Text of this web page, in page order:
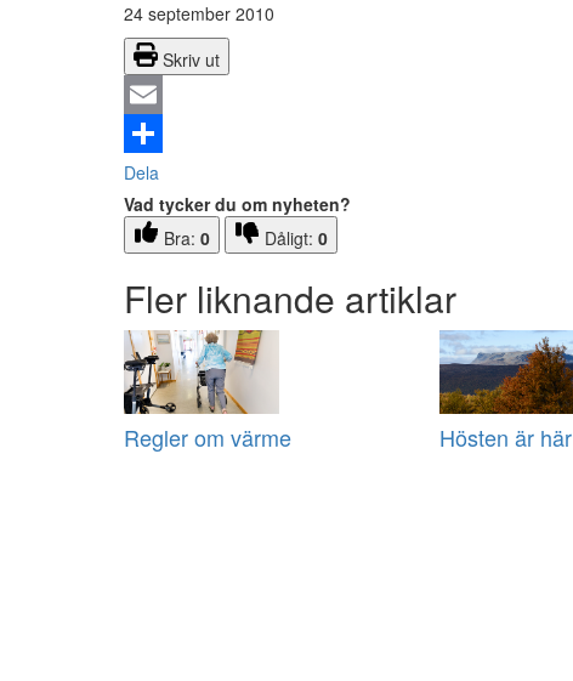
24 september 2010
Skriv ut
Email
Dela
Vad tycker du om nyheten?
Bra: 0 Dåligt: 0
Fler liknande artiklar
Regler om värme Hösten är här